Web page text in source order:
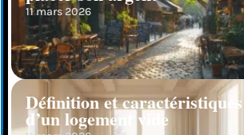
11 mars 2026
Définition et caractéristiques
d’un logement vide